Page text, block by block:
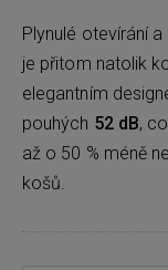
Plynulé otevírání
je přitom natolik
elegantním
pouhých 52 dB,
až o 50 % méně
košů.